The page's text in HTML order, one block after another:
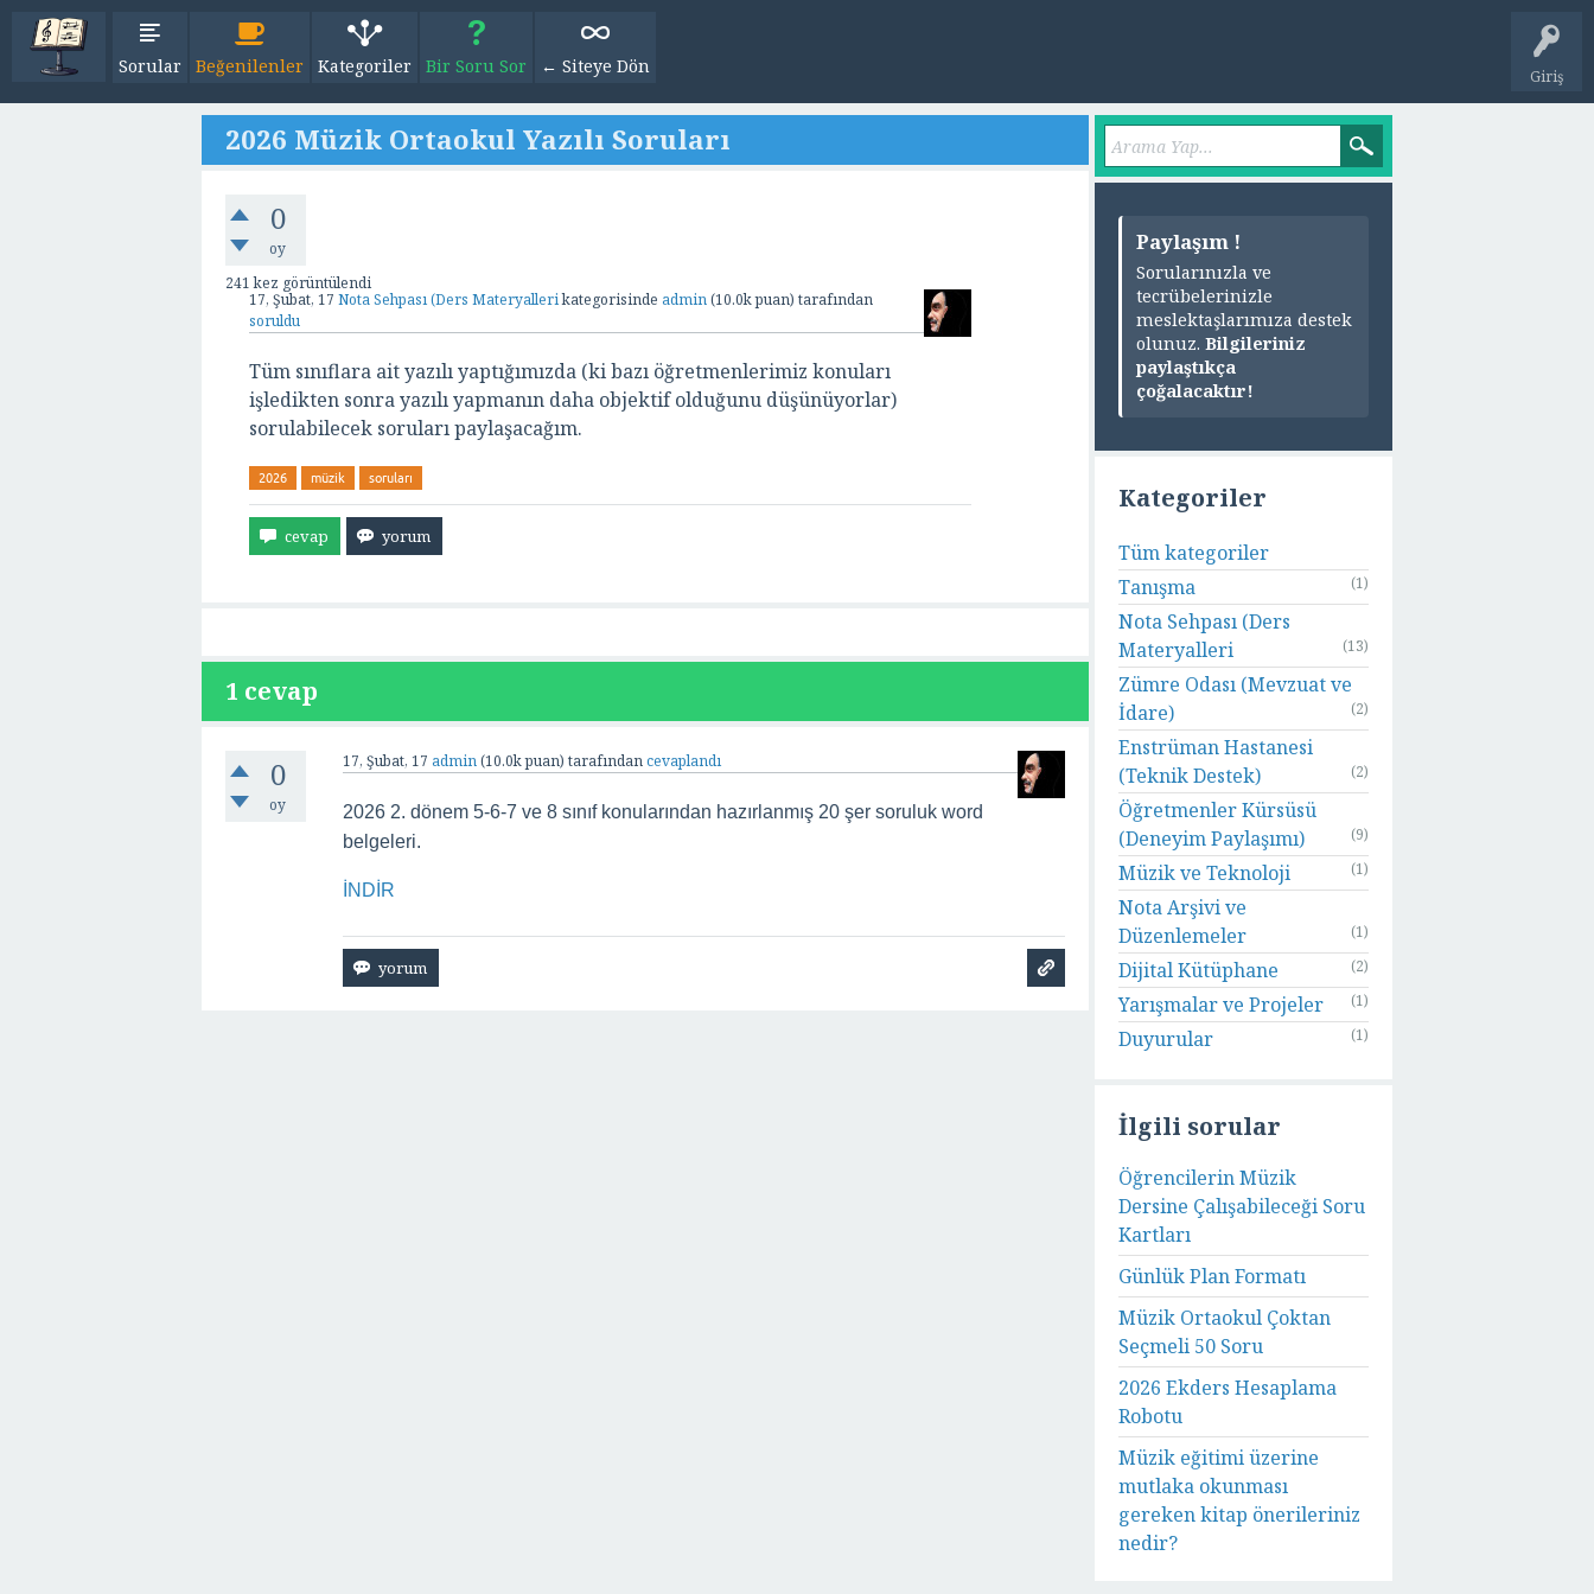
Giriş
Sorular Beğenilenler Kategoriler Bir Soru Sor ← Siteye Dön
2026 Müzik Ortaokul Yazılı Soruları
0
oy
241kez görüntülendi
17, Şubat, 17 Nota Sehpası (Ders Materyallerikategorisinde admin(10.0kpuan) tarafından
soruldu
Tüm sınıflara ait yazılı yaptığımızda (ki bazı öğretmenlerimiz konuları
işledikten sonra yazılı yapmanın daha objektif olduğunu düşünüyorlar)
sorulabilecek soruları paylaşacağım.
2026 müzik soruları
1 cevap
0
oy
17, Şubat, 17 admin(10.0kpuan) tarafındancevaplandı
2026 2. dönem 5-6-7 ve 8 sınıf konularından hazırlanmış 20 şer soruluk word
belgeleri.
İNDİR
Paylaşım !
Sorularınızla ve
tecrübelerinizle
meslektaşlarımıza destek
olunuz. Bilgileriniz
paylaştıkça
çoğalacaktır!
Kategoriler
Tüm kategoriler
Tanışma
(1)
Nota Sehpası (Ders
Materyalleri
(13)
Zümre Odası (Mevzuat ve
İdare)
(2)
Enstrüman Hastanesi
(Teknik Destek)
(2)
Öğretmenler Kürsüsü
(Deneyim Paylaşımı)
(9)
Müzik ve Teknoloji (1)
Nota Arşivi ve
Düzenlemeler
(1)
Dijital Kütüphane (2)
Yarışmalar ve Projeler (1)
Duyurular (1)
İlgili sorular
Öğrencilerin Müzik
Dersine Çalışabileceği Soru
Kartları
Günlük Plan Formatı
Müzik Ortaokul Çoktan
Seçmeli 50 Soru
2026 Ekders Hesaplama
Robotu
Müzik eğitimi üzerine
mutlaka okunması
gereken kitap önerileriniz
nedir?